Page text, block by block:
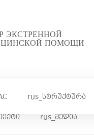
ЭКСТРЕННОЙ
ПОМОЩИ
rus_სტრუქტურა
rus_მედია